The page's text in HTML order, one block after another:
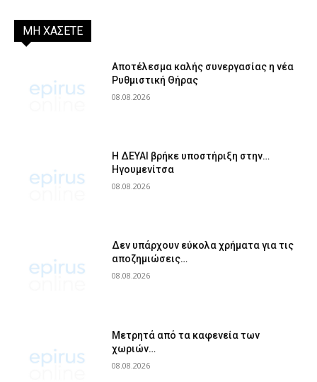
ΜΗ ΧΑΣΕΤΕ
Αποτέλεσμα καλής συνεργασίας η νέα
Ρυθμιστική Θήρας
08.08.2026
Η ΔΕΥΑΙ βρήκε υποστήριξη στην…
Ηγουμενίτσα
08.08.2026
Δεν υπάρχουν εύκολα χρήματα για τις
αποζημιώσεις…
08.08.2026
Μετρητά από τα καφενεία των
χωριών…
08.08.2026